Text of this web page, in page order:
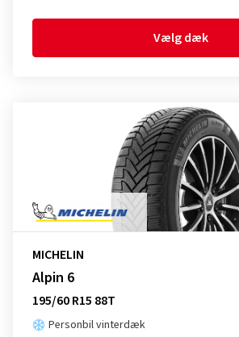
Vælg dæk
MICHELIN
Alpin 6
195/60 R15 88T
Personbil vinterdæk